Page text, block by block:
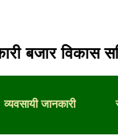
बजार विकास
व्यवसायी जानकारी